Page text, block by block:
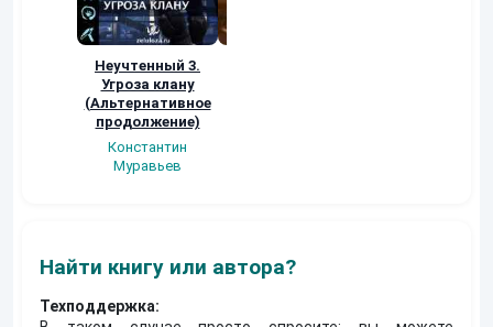
Неучтенный 3.
Угроза клану
(Альтернативное
продолжение)
Константин
Муравьев
Найти книгу или автора?
Техподдержка: